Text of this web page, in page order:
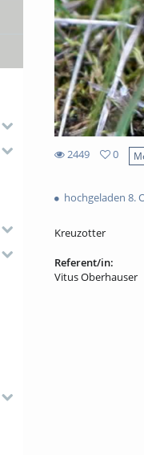
2449
views
0
hochgeladen 8.
Kreuzotter
Referent/in:
Vitus Oberhauser